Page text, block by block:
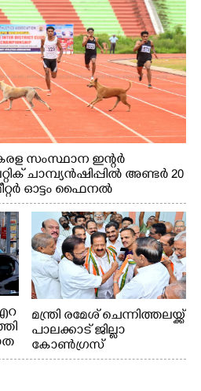
സംസ്ഥാന ഇന്റർ
ചാമ്പ്യൻഷിപ്പിൽ അണ്ടർ 20
ഓട്ടം ഫൈനൽ
ട്രാക്കിന് കുറുകെ ഓടുന്ന
മന്ത്രി രമേശ് ചെന്നിത്തലയ്ക്ക്
പാലക്കാട് ജില്ലാ
കോൺഗ്രസ്